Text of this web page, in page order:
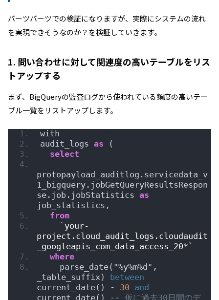
パーツパーツでの検証になりますが、実際にシステムの流れ
を実現できそうなのか？を検証していきます。
1. 問い合わせに対して関連度の高いテーブルをリス
トアップする
まず、BigQueryの監査ログから使われている頻度の高いテー
ブル一覧をリストアップします。
with
audit_logs as (
select
protopayload_auditlog.servicedata_v
1_bigquery.jobGetQueryResultsRespon
se.job.jobStatistics as
job_statistics,
from
`your-
project.cloud_audit_logs.cloudaudit
_googleapis_com_data_access_20*`
where
    parse_date("%y%m%d",
_table_suffix)
between
current_date() - 30 and
current_date()
-- 仮に過去30日間のデ